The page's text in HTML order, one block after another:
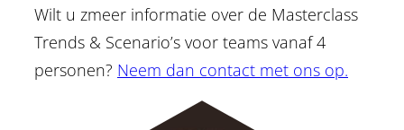
Wilt u zmeer informatie over de Masterclass
Trends & Scenario’s voor teams vanaf 4
personen? Neem dan contact met ons op.